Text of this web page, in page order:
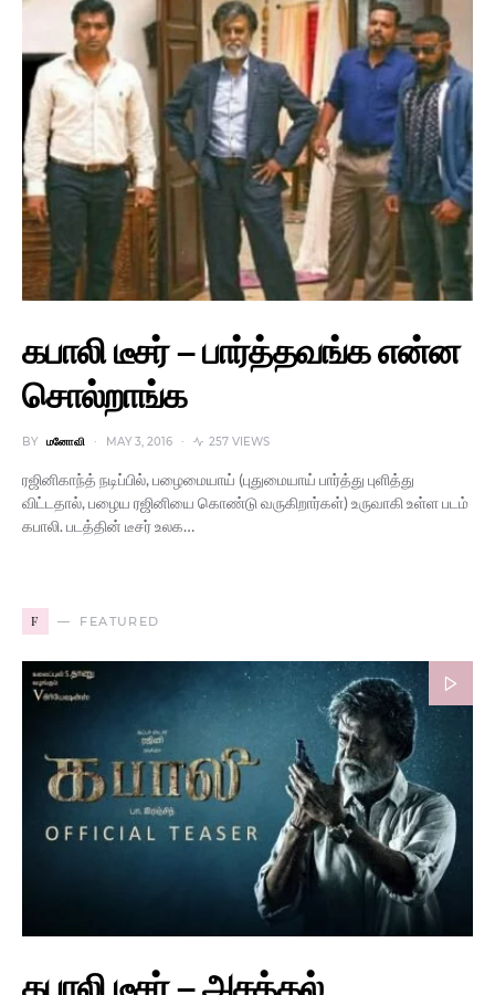
கபாலி டீசர் – பார்த்தவங்க என்ன
சொல்றாங்க
BY மனோவி MAY 3, 2016 257 VIEWS
ரஜினிகாந்த் நடிப்பில், பழைமையாய் (புதுமையாய் பார்த்து புளித்து
விட்டதால், பழைய ரஜினியை கொண்டு வருகிறார்கள்) உருவாகி உள்ள படம்
கபாலி. படத்தின் டீசர் உலக…
F FEATURED
கபாலி டீசர் – அசத்தல்